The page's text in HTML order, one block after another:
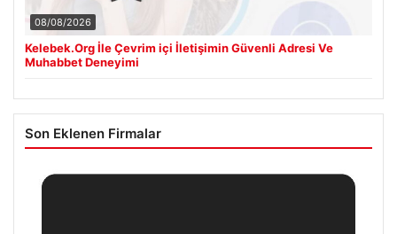
08/08/2026
Kelebek.Org İle Çevrim içi İletişimin Güvenli Adresi Ve
Muhabbet Deneyimi
Son Eklenen Firmalar